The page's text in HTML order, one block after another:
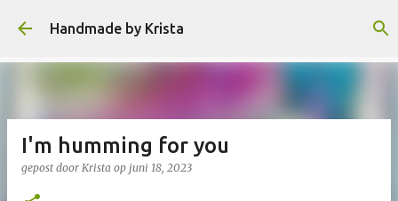
Doorgaan naar hoofdcontent
Handmade by Krista
I'm humming for you
gepost door Krista op juni 18, 2023